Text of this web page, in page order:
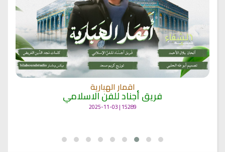
اقمار الهبارية
فريق أجناد للفن الاسلامي
15289 | 2025-11-03